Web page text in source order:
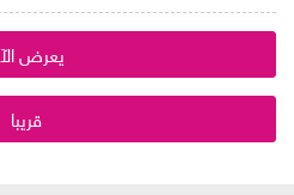
يعرض
قريبا